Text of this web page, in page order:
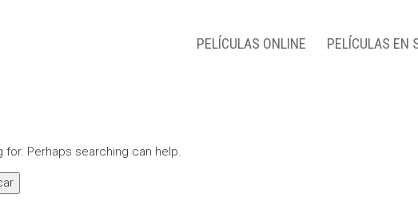
PELÍCULAS ONLINE PELÍCULAS EN
for. Perhaps searching can help.